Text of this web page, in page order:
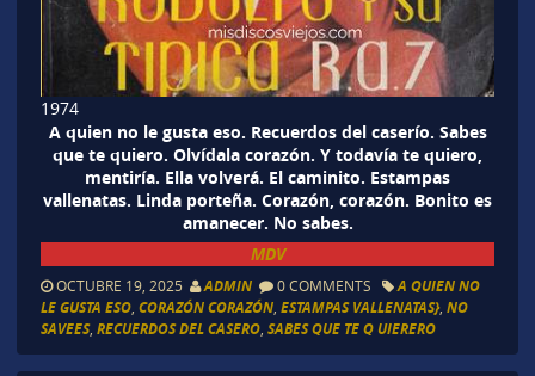
1974
A quien no le gusta eso. Recuerdos del caserío. Sabes
que te quiero. Olvídala corazón. Y todavía te quiero,
mentiría. Ella volverá. El caminito. Estampas
vallenatas. Linda porteña. Corazón, corazón. Bonito es
amanecer. No sabes.
MDV
OCTUBRE 19, 2025 ADMIN 0 COMMENTS
A QUIEN NO
LE GUSTA ESO, CORAZÓN CORAZÓN, ESTAMPAS VALLENATAS}, NO
SAVEES, RECUERDOS DEL CASERO, SABES QUE TE Q UIERERO